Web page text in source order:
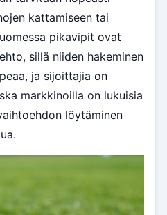
kattamiseen tai
pikavipit ovat
sillä niiden hakeminen
ja sijoittajia on
markkinoilla on lukuisia
löytäminen